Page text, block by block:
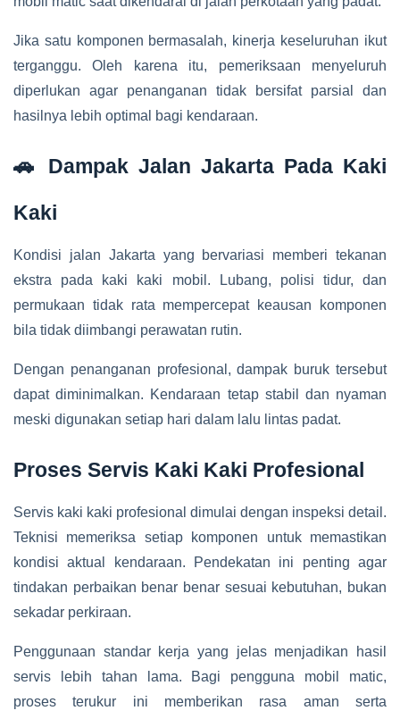
Jika satu komponen bermasalah, kinerja keseluruhan ikut
terganggu. Oleh karena itu, pemeriksaan menyeluruh
diperlukan agar penanganan tidak bersifat parsial dan
hasilnya lebih optimal bagi kendaraan.
🚗 Dampak Jalan Jakarta Pada Kaki
Kaki
Kondisi jalan Jakarta yang bervariasi memberi tekanan
ekstra pada kaki kaki mobil. Lubang, polisi tidur, dan
permukaan tidak rata mempercepat keausan komponen
bila tidak diimbangi perawatan rutin.
Dengan penanganan profesional, dampak buruk tersebut
dapat diminimalkan. Kendaraan tetap stabil dan nyaman
meski digunakan setiap hari dalam lalu lintas padat.
Proses Servis Kaki Kaki Profesional
Servis kaki kaki profesional dimulai dengan inspeksi detail.
Teknisi memeriksa setiap komponen untuk memastikan
kondisi aktual kendaraan. Pendekatan ini penting agar
tindakan perbaikan benar benar sesuai kebutuhan, bukan
sekadar perkiraan.
Penggunaan standar kerja yang jelas menjadikan hasil
servis lebih tahan lama. Bagi pengguna mobil matic,
proses terukur ini memberikan rasa aman serta